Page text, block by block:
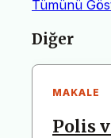
Tümünü
Diğer
MAKALE
Polis